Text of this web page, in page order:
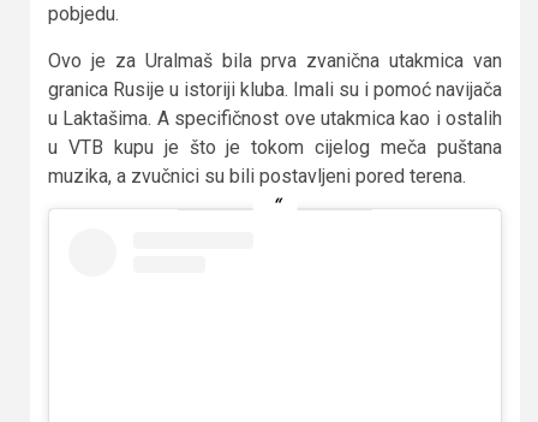
pobjedu.
Ovo je za Uralmaš bila prva zvanična utakmica van
granica Rusije u istoriji kluba. Imali su i pomoć navijača
u Laktašima. A specifičnost ove utakmica kao i ostalih
u VTB kupu je što je tokom cijelog meča puštana
muzika, a zvučnici su bili postavljeni pored terena.